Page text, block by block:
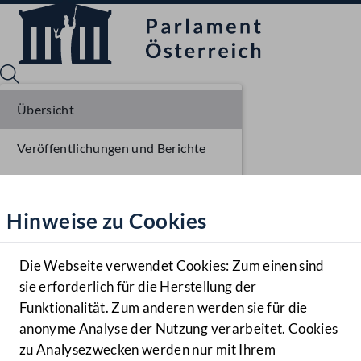
Hilfe
Benutzer
Navigationsmenü öffnen
MENÜ
Hinweise zu Cookies
Die Webseite verwendet Cookies: Zum einen sind
sie erforderlich für die Herstellung der
Funktionalität. Zum anderen werden sie für die
anonyme Analyse der Nutzung verarbeitet. Cookies
zu Analysezwecken werden nur mit Ihrem
Übersicht
Veröffentlichungen und Berichte
Parlamentarisches Verfahren
Beschlüsse